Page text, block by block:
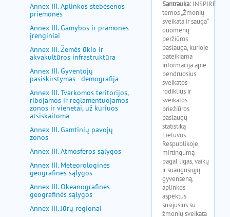
Annex III. Aplinkos stebėsenos
priemonės
Annex III. Gamybos ir pramonės
įrenginiai
Annex III. Žemės ūkio ir
akvakultūros infrastruktūra
Annex III. Gyventojų
pasiskirstymas - demografija
Annex III. Tvarkomos teritorijos,
ribojamos ir reglamentuojamos
zonos ir vienetai, už kuriuos
atsiskaitoma
Annex III. Gamtinių pavojų
zonos
Annex III. Atmosferos sąlygos
Annex III. Meteorologinės
geografinės sąlygos
Annex III. Okeanografinės
geografinės sąlygos
Annex III. Jūrų regionai